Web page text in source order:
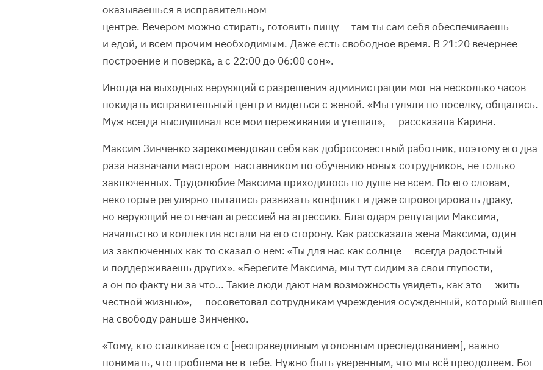
оказываешься в исправительном
центре. Вечером можно стирать, готовить пищу — там ты сам себя обеспечиваешь
и едой, и всем прочим необходимым. Даже есть свободное время. В 21:20 вечернее
построение и поверка, а с 22:00 до 06:00 сон».
Иногда на выходных верующий с разрешения администрации мог на несколько часов
покидать исправительный центр и видеться с женой. «Мы гуляли по поселку, общались.
Муж всегда выслушивал все мои переживания и утешал», — рассказала Карина.
Максим Зинченко зарекомендовал себя как добросовестный работник, поэтому его два
раза назначали мастером-наставником по обучению новых сотрудников, не только
заключенных. Трудолюбие Максима приходилось по душе не всем. По его словам,
некоторые регулярно пытались развязать конфликт и даже спровоцировать драку,
но верующий не отвечал агрессией на агрессию. Благодаря репутации Максима,
начальство и коллектив встали на его сторону. Как рассказала жена Максима, один
из заключенных как-то сказал о нем: «Ты для нас как солнце — всегда радостный
и поддерживаешь других». «Берегите Максима, мы тут сидим за свои глупости,
а он по факту ни за что… Такие люди дают нам возможность увидеть, как это — жить
честной жизнью», — посоветовал сотрудникам учреждения осужденный, который вышел
на свободу раньше Зинченко.
«Тому, кто сталкивается с [несправедливым уголовным преследованием], важно
понимать, что проблема не в тебе. Нужно быть уверенным, что мы всё преодолеем. Бог